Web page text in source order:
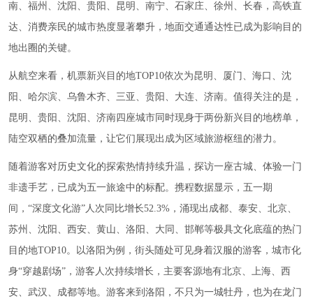
南、福州、沈阳、贵阳、昆明、南宁、石家庄、徐州、长春，高铁直
达、消费亲民的城市热度显著攀升，地面交通通达性已成为影响目的
地出圈的关键。
从航空来看，机票新兴目的地TOP10依次为昆明、厦门、海口、沈
阳、哈尔滨、乌鲁木齐、三亚、贵阳、大连、济南。值得关注的是，
昆明、贵阳、沈阳、济南四座城市同时现身于两份新兴目的地榜单，
陆空双栖的叠加流量，让它们展现出成为区域旅游枢纽的潜力。
随着游客对历史文化的探索热情持续升温，探访一座古城、体验一门
非遗手艺，已成为五一旅途中的标配。携程数据显示，五一期
间，“深度文化游”人次同比增长52.3%，涌现出成都、泰安、北京、
苏州、沈阳、西安、黄山、洛阳、大同、邯郸等极具文化底蕴的热门
目的地TOP10。以洛阳为例，街头随处可见身着汉服的游客，城市化
身“穿越剧场”，游客人次持续增长，主要客源地有北京、上海、西
安、武汉、成都等地。游客来到洛阳，不只为一城牡丹，也为在龙门